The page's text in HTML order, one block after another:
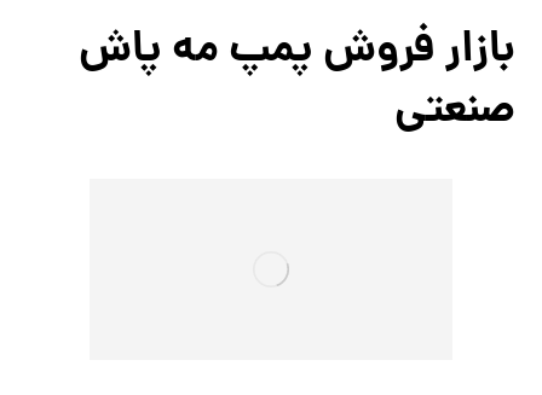
بازار فروش پمپ مه پاش
صنعتی